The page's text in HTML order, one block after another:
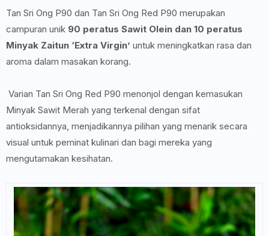
Tan Sri Ong P90 dan Tan Sri Ong Red P90 merupakan
campuran unik 90 peratus Sawit Olein dan 10 peratus
Minyak Zaitun ‘Extra Virgin’ untuk meningkatkan rasa dan
aroma dalam masakan korang.
Varian Tan Sri Ong Red P90 menonjol dengan kemasukan
Minyak Sawit Merah yang terkenal dengan sifat
antioksidannya, menjadikannya pilihan yang menarik secara
visual untuk peminat kulinari dan bagi mereka yang
mengutamakan kesihatan.